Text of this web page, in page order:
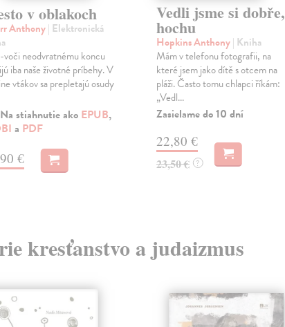
v oblakoch
Anthony| Elektronická
neodvratnému koncu
iba naše životné príbehy. V
vtákov sa prepletajú osudy
Na stiahnutie ako EPUB,
a PDF
€
Vedli jsme si dobře,
hochu
Hopkins Anthony| Kniha
Mám v telefonu fotografii, na
které jsem jako dítě s otcem na
pláži. Často tomu chlapci říkám:
„Vedl...
Zasielame do 10 dní
22,80 €
23,50 € ?
kresťanstvo a judaizmus